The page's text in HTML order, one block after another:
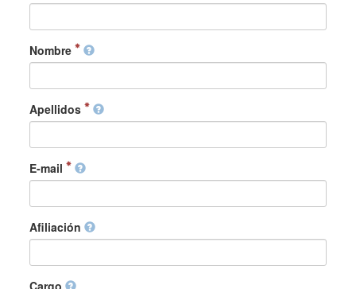
Nombre
Apellidos
E-mail
Afiliación
Cargo